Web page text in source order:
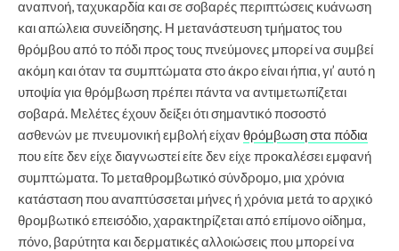
αναπνοή, ταχυκαρδία και σε σοβαρές περιπτώσεις κυάνωση
και απώλεια συνείδησης. Η μετανάστευση τμήματος του
θρόμβου από το πόδι προς τους πνεύμονες μπορεί να συμβεί
ακόμη και όταν τα συμπτώματα στο άκρο είναι ήπια, γι’ αυτό η
υποψία για θρόμβωση πρέπει πάντα να αντιμετωπίζεται
σοβαρά. Μελέτες έχουν δείξει ότι σημαντικό ποσοστό
ασθενών με πνευμονική εμβολή είχαν θρόμβωση στα πόδια
που είτε δεν είχε διαγνωστεί είτε δεν είχε προκαλέσει εμφανή
συμπτώματα. Το μεταθρομβωτικό σύνδρομο, μια χρόνια
κατάσταση που αναπτύσσεται μήνες ή χρόνια μετά το αρχικό
θρομβωτικό επεισόδιο, χαρακτηρίζεται από επίμονο οίδημα,
πόνο, βαρύτητα και δερματικές αλλοιώσεις που μπορεί να